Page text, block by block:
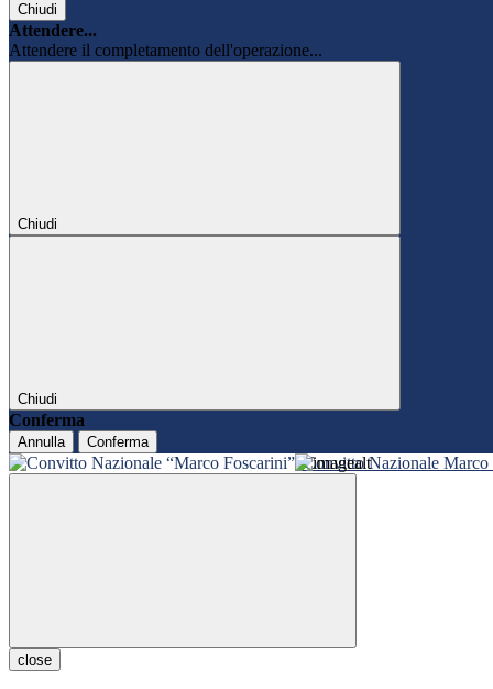
Chiudi
Attendere...
Attendere il completamento dell'operazione...
Chiudi
Chiudi
Conferma
Annulla Conferma
Convitto Nazionale Marco
close